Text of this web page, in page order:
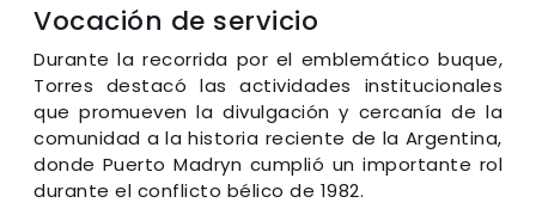
Vocación de servicio
Durante la recorrida por el emblemático buque,
Torres destacó las actividades institucionales
que promueven la divulgación y cercanía de la
comunidad a la historia reciente de la Argentina,
donde Puerto Madryn cumplió un importante rol
durante el conflicto bélico de 1982.